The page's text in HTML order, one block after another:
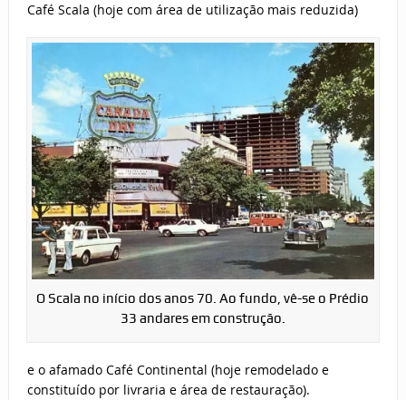
Café Scala (hoje com área de utilização mais reduzida)
O Scala no início dos anos 70. Ao fundo, vê-se o Prédio
33 andares em construção.
e o afamado Café Continental (hoje remodelado e
constituído por livraria e área de restauração).